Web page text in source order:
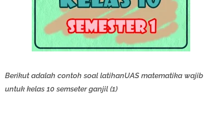
Berikut adalah contoh soal latihanUAS matematika wajib
untuk kelas 10 semseter ganjil (1)